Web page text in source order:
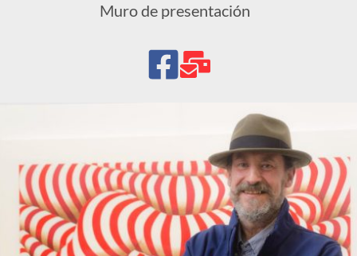
Muro de presentación